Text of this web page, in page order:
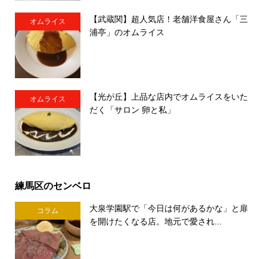
オムライス
【武蔵関】超人気店！老舗洋食屋さん「三
浦亭」のオムライス
オムライス
【光が丘】上品な店内でオムライスをいた
だく「サロン 卵と私」
練馬区のセンベロ
コラム
大泉学園駅で「今日は何があるかな」と扉
を開けたくなる店。地元で愛され...